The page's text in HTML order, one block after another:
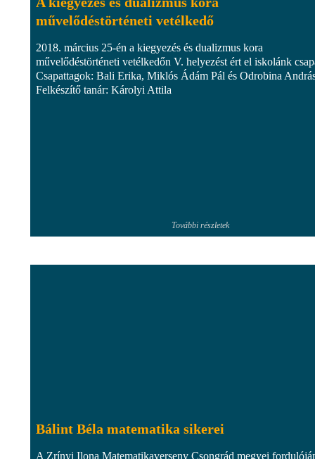
művelődéstörténeti vetélkedő
2018. március 25-én a kiegyezés és dualizmus kora
művelődéstörténeti vetélkedőn V. helyezést ért el iskolánk
Csapattagok: Bali Erika, Miklós Ádám Pál és Odrobina
Felkészítő tanár: Károlyi Attila
További részletek
Bálint Béla matematika sikerei
A Zrínyi Ilona Matematikaverseny Csongrád megyei